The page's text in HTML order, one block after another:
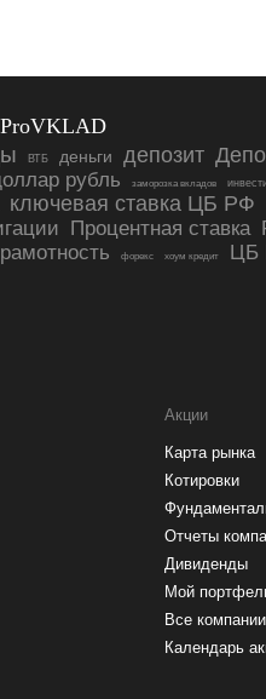
ProVKLAD
ВТБ деньги депозит
рубль заморозка вкладов
ключевая ставка ЦБ РФ
Процентная ставка
форекс хоум кредит ЦБ
Акции
Карта рынка
Котировки
Отчеты
Дивиденды
Мой
Все компании
Календарь